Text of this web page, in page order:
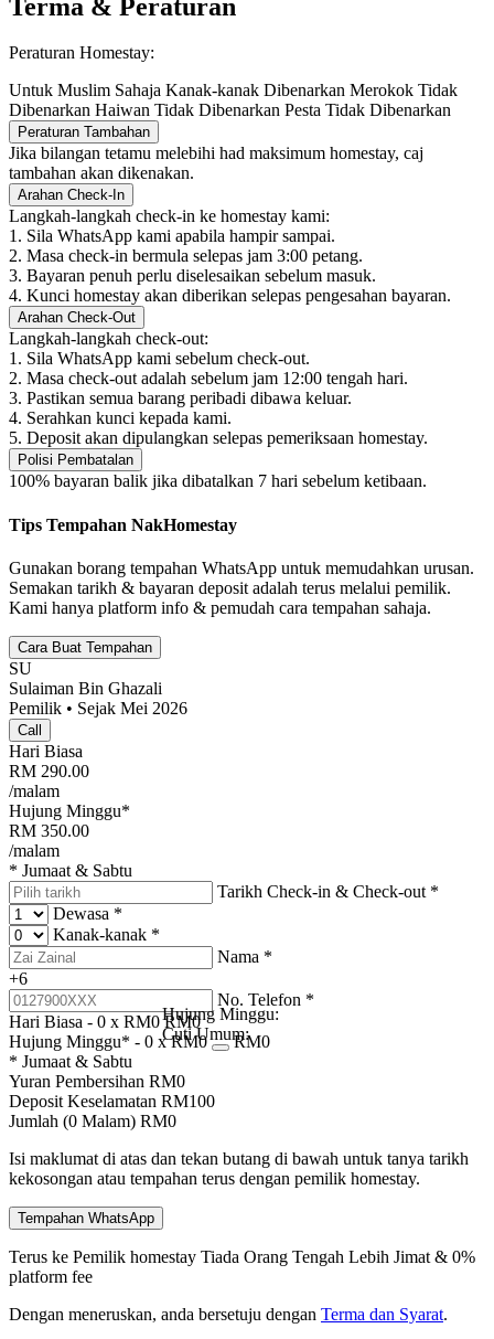
Terma & Peraturan
Peraturan Homestay:
Untuk Muslim Sahaja Kanak-kanak Dibenarkan Merokok Tidak
Dibenarkan Haiwan Tidak Dibenarkan Pesta Tidak Dibenarkan
Peraturan Tambahan
Jika bilangan tetamu melebihi had maksimum homestay, caj
tambahan akan dikenakan.
Arahan Check-In
Langkah-langkah check-in ke homestay kami:
1. Sila WhatsApp kami apabila hampir sampai.
2. Masa check-in bermula selepas jam 3:00 petang.
3. Bayaran penuh perlu diselesaikan sebelum masuk.
4. Kunci homestay akan diberikan selepas pengesahan bayaran.
Arahan Check-Out
Langkah-langkah check-out:
1. Sila WhatsApp kami sebelum check-out.
2. Masa check-out adalah sebelum jam 12:00 tengah hari.
3. Pastikan semua barang peribadi dibawa keluar.
4. Serahkan kunci kepada kami.
5. Deposit akan dipulangkan selepas pemeriksaan homestay.
Polisi Pembatalan
100% bayaran balik jika dibatalkan 7 hari sebelum ketibaan.
Tips Tempahan NakHomestay
Gunakan borang tempahan WhatsApp untuk memudahkan urusan.
Semakan tarikh & bayaran deposit adalah terus melalui pemilik.
Kami hanya platform info & pemudah cara tempahan sahaja.
Cara Buat Tempahan
SU
Sulaiman Bin Ghazali
Pemilik • Sejak Mei 2026
Call
Hari Biasa
RM 290.00
/malam
Hujung Minggu*
RM 350.00
/malam
* Jumaat & Sabtu
Tarikh Check-in & Check-out *
Dewasa *
Kanak-kanak *
Nama *
+6
No. Telefon *
Hari Biasa - 0 x RM0 RM0
Hujung Minggu* - 0 x RM0
Hujung Minggu:
Cuti Umum:RM0
* Jumaat & Sabtu
Yuran Pembersihan RM0
Deposit Keselamatan RM100
Jumlah (0 Malam) RM0
Isi maklumat di atas dan tekan butang di bawah untuk tanya tarikh
kekosongan atau tempahan terus dengan pemilik homestay.
Tempahan WhatsApp
Terus ke Pemilik homestay Tiada Orang Tengah Lebih Jimat & 0%
platform fee
Dengan meneruskan, anda bersetuju dengan Terma dan Syarat.